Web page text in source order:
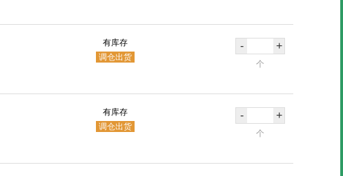
有库存
调仓出货
- +
个
有库存
调仓出货
- +
个